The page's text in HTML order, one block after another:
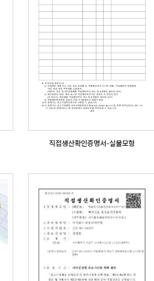
직접생산확인증명서-실물모형